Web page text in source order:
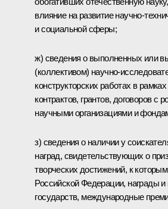
влияние на развитие научно-
и социальной сферы;
ж) сведения о выполненных или
(коллективом) научно-
конструкторских работах в
контрактов, грантов, договоров с
научными организациями и
з) сведения о наличии у
наград, свидетельствующих о
творческих достижений, к
Российской Федерации, награды
государств, международные